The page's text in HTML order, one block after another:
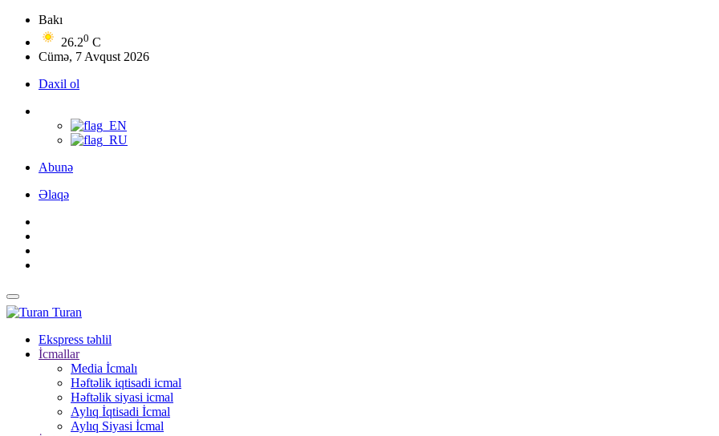
Bakı
26.20 C
Cümə, 7 Avqust 2026
Daxil ol
Abunə
Əlaqə
Turan
Ekspress təhlil
İcmallar
Media İcmalı
Həftəlik iqtisadi icmal
Həftəlik siyasi icmal
Aylıq İqtisadi İcmal
Aylıq Siyasi İcmal